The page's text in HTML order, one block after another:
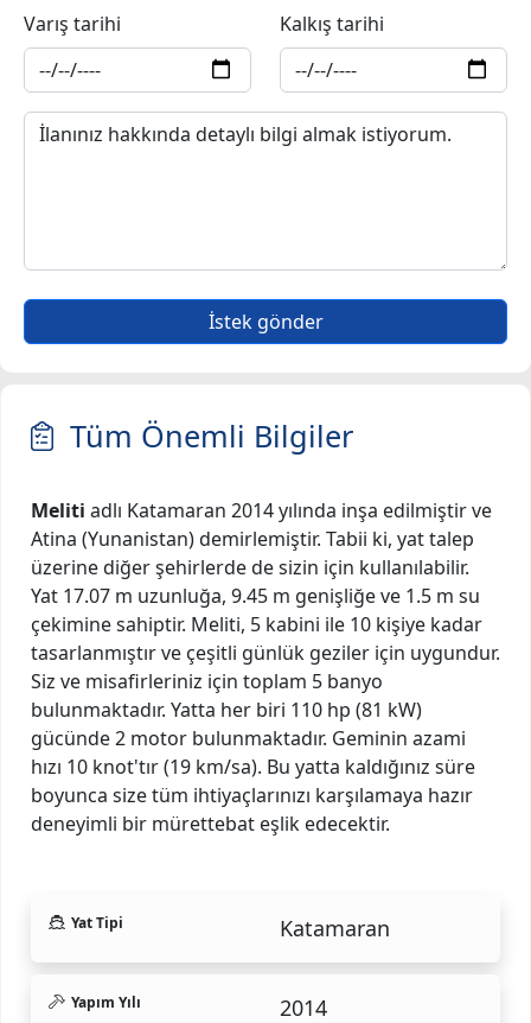
Varış tarihi Kalkış tarihi
İstek gönder
Tüm Önemli Bilgiler
Meliti adlı Katamaran 2014 yılında inşa edilmiştir ve
Atina (Yunanistan) demirlemiştir. Tabii ki, yat talep
üzerine diğer şehirlerde de sizin için kullanılabilir.
Yat 17.07 m uzunluğa, 9.45 m genişliğe ve 1.5 m su
çekimine sahiptir. Meliti, 5 kabini ile 10 kişiye kadar
tasarlanmıştır ve çeşitli günlük geziler için uygundur.
Siz ve misafirleriniz için toplam 5 banyo
bulunmaktadır. Yatta her biri 110 hp (81 kW)
gücünde 2 motor bulunmaktadır. Geminin azami
hızı 10 knot'tır (19 km/sa). Bu yatta kaldığınız süre
boyunca size tüm ihtiyaçlarınızı karşılamaya hazır
deneyimli bir mürettebat eşlik edecektir.
Yat Tipi Katamaran
Yapım Yılı 2014